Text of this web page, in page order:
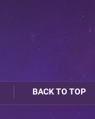
BACK TO TOP